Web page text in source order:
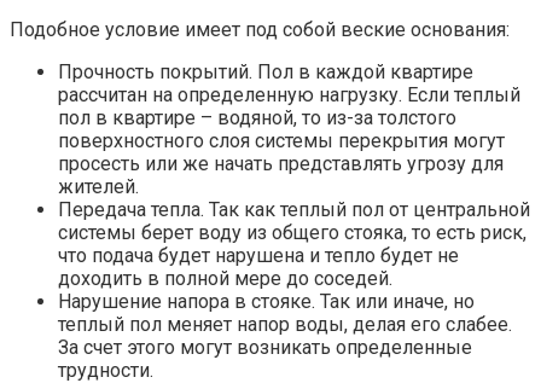
Подобное условие имеет под собой веские основания:
Прочность покрытий. Пол в каждой квартире
рассчитан на определенную нагрузку. Если теплый
пол в квартире – водяной, то из-за толстого
поверхностного слоя системы перекрытия могут
просесть или же начать представлять угрозу для
жителей.
Передача тепла. Так как теплый пол от центральной
системы берет воду из общего стояка, то есть риск,
что подача будет нарушена и тепло будет не
доходить в полной мере до соседей.
Нарушение напора в стояке. Так или иначе, но
теплый пол меняет напор воды, делая его слабее.
За счет этого могут возникать определенные
трудности.